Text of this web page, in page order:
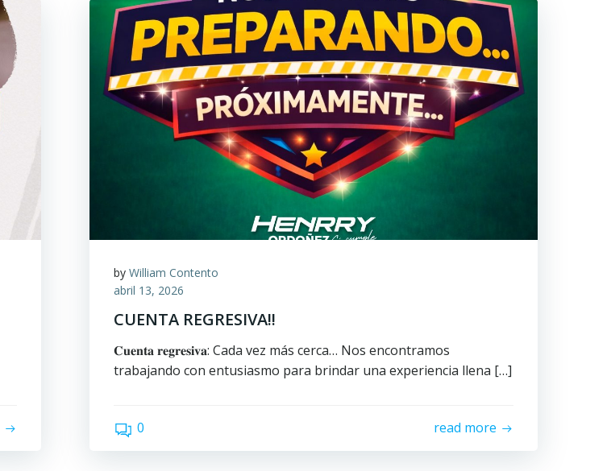
by William Contento
abril 13, 2026
CUENTA REGRESIVA!!
𝐂𝐮𝐞𝐧𝐭𝐚 𝐫𝐞𝐠𝐫𝐞𝐬𝐢𝐯𝐚: Cada vez más cerca… Nos encontramos
trabajando con entusiasmo para brindar una experiencia llena […]
0 read more